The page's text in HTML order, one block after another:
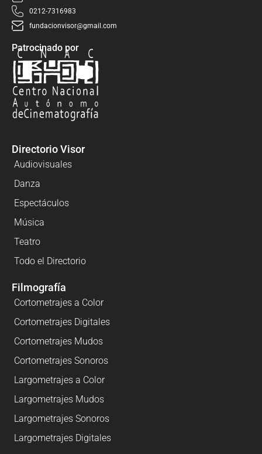
0212-7316983
fundacionvisor@gmail.com
Patrocinado por
Directorio Visor
Audiovisuales
Danza
Espectáculos
Música
Teatro
Todo el Directorio
Filmografía
Cortometrajes a Color
Cortometrajes Digitales
Cortometrajes Mudos
Cortometrajes Sonoros
Largometrajes a Color
Largometrajes Mudos
Largometrajes Sonoros
Largometrajes Digitales